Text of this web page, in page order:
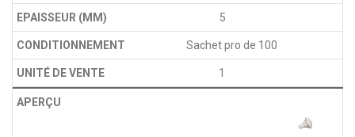
5
Sachet pro de 100
1